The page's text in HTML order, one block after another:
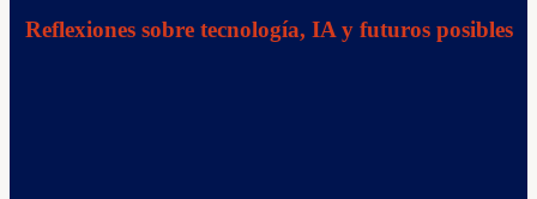
Reflexiones sobre tecnología, IA y futuros posibles